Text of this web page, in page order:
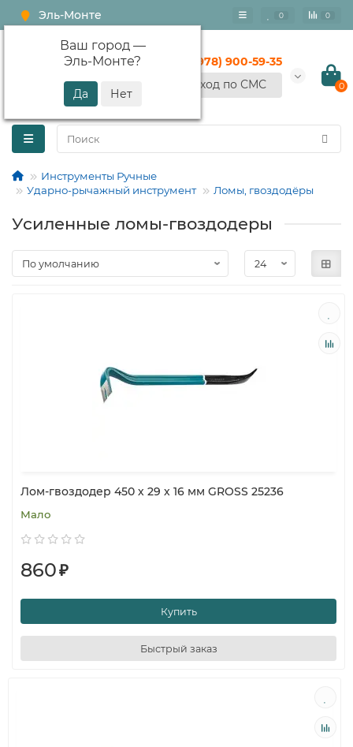
Эль-Монте
Ваш город —
Эль-Монте?
0 0
+7 (978) 900-59-35
Вход по СМС
0
Инструменты Ручные
Ударно-рычажный инструмент
Ломы, гвоздодёры
Усиленные ломы-гвоздодеры
Лом-гвоздодер 450 х 29 х 16 мм GROSS 25236
Мало
860₽
Купить
Быстрый заказ